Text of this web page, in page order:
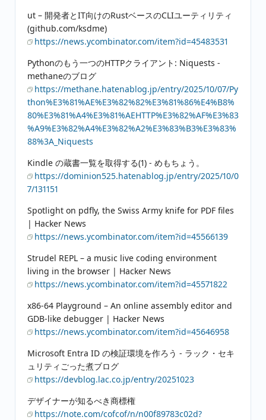
ut – 開発者とIT向けのRustベースのCLIユーティリティ
(github.com/ksdme)
https://news.ycombinator.com/item?id=45483531
Pythonのもう一つのHTTPクライアント: Niquests -
methaneのブログ
https://methane.hatenablog.jp/entry/2025/10/07/Py
thon%E3%81%AE%E3%82%82%E3%81%86%E4%B8%
80%E3%81%A4%E3%81%AEHTTP%E3%82%AF%E3%83
%A9%E3%82%A4%E3%82%A2%E3%83%B3%E3%83%
88%3A_Niquests
Kindle の蔵書一覧を取得する(1) - めもちょう。
https://dominion525.hatenablog.jp/entry/2025/10/0
7/131151
Spotlight on pdfly, the Swiss Army knife for PDF files
| Hacker News
https://news.ycombinator.com/item?id=45566139
Strudel REPL – a music live coding environment
living in the browser | Hacker News
https://news.ycombinator.com/item?id=45571822
x86-64 Playground – An online assembly editor and
GDB-like debugger | Hacker News
https://news.ycombinator.com/item?id=45646958
Microsoft Entra ID の検証環境を作ろう - ラック・セキ
ュリティごった煮ブログ
https://devblog.lac.co.jp/entry/20251023
デザイナーが知るべき商標権
https://note.com/cofcof/n/n00f89783c02d?